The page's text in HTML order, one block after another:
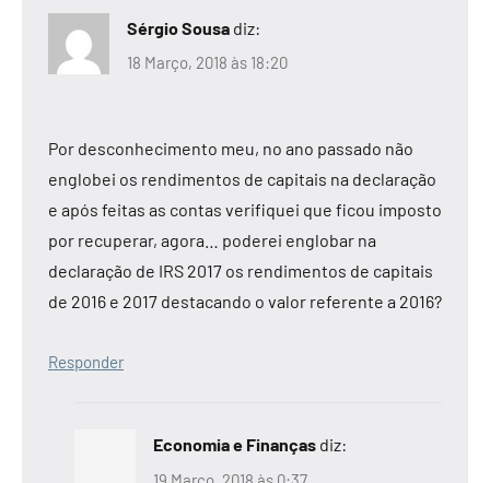
Sérgio Sousa diz:
18 Março, 2018 às 18:20
Por desconhecimento meu, no ano passado não
englobei os rendimentos de capitais na declaração
e após feitas as contas verifiquei que ficou imposto
por recuperar, agora… poderei englobar na
declaração de IRS 2017 os rendimentos de capitais
de 2016 e 2017 destacando o valor referente a 2016?
Responder
Economia e Finanças diz: